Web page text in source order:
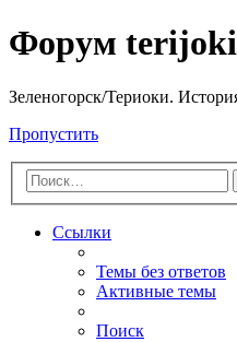
Форум
Зеленогорск/Териоки.
Пропустить
Ссылки
Темы без ответов
Активные темы
Поиск